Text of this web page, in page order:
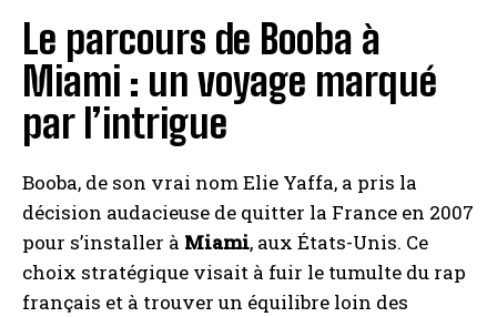
Le parcours de Booba à
Miami : un voyage marqué
par l’intrigue
Booba, de son vrai nom Elie Yaffa, a pris la
décision audacieuse de quitter la France en 2007
pour s’installer à Miami, aux États-Unis. Ce
choix stratégique visait à fuir le tumulte du rap
français et à trouver un équilibre loin des